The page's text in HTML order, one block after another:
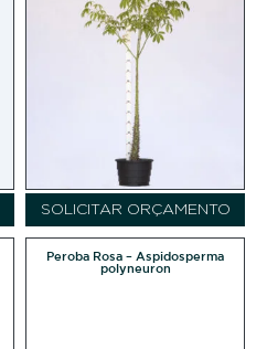
SOLICITAR ORÇAMENTO
Peroba Rosa – Aspidosperma
polyneuron